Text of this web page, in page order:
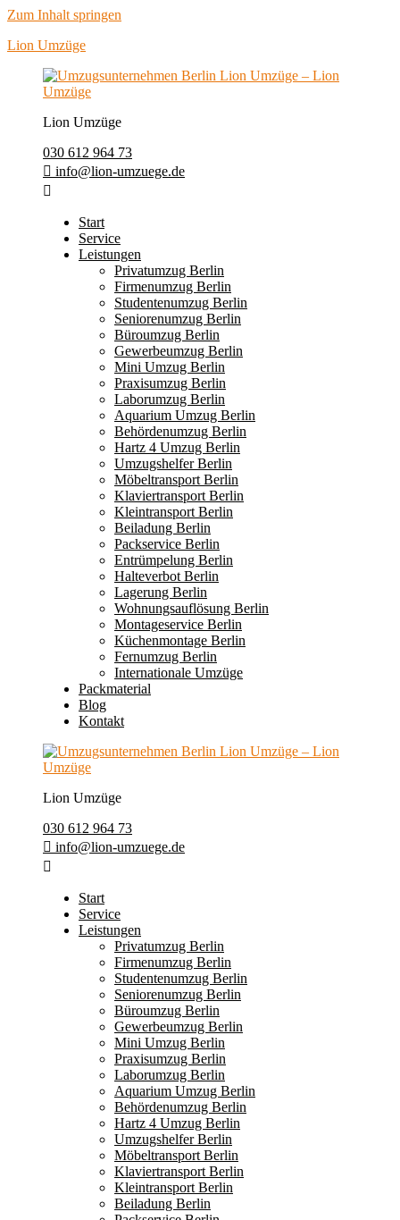
Zum Inhalt springen
Lion Umzüge
Lion Umzüge
030 612 964 73
info@lion-umzuege.de
Start
Service
Leistungen
Privatumzug Berlin
Firmenumzug Berlin
Studentenumzug Berlin
Seniorenumzug Berlin
Büroumzug Berlin
Gewerbeumzug Berlin
Mini Umzug Berlin
Praxisumzug Berlin
Laborumzug Berlin
Aquarium Umzug Berlin
Behördenumzug Berlin
Hartz 4 Umzug Berlin
Umzugshelfer Berlin
Möbeltransport Berlin
Klaviertransport Berlin
Kleintransport Berlin
Beiladung Berlin
Packservice Berlin
Entrümpelung Berlin
Halteverbot Berlin
Lagerung Berlin
Wohnungsauflösung Berlin
Montageservice Berlin
Küchenmontage Berlin
Fernumzug Berlin
Internationale Umzüge
Packmaterial
Blog
Kontakt
Lion Umzüge
030 612 964 73
info@lion-umzuege.de
Start
Service
Leistungen
Privatumzug Berlin
Firmenumzug Berlin
Studentenumzug Berlin
Seniorenumzug Berlin
Büroumzug Berlin
Gewerbeumzug Berlin
Mini Umzug Berlin
Praxisumzug Berlin
Laborumzug Berlin
Aquarium Umzug Berlin
Behördenumzug Berlin
Hartz 4 Umzug Berlin
Umzugshelfer Berlin
Möbeltransport Berlin
Klaviertransport Berlin
Kleintransport Berlin
Beiladung Berlin